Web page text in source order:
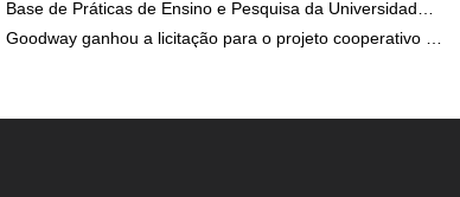
Base de Práticas de Ensino e Pesquisa da Universidade Agrícola de Henan revelada na indústria NANYANG GOODWAY CASSAVA & BATATO
Goodway ganhou a licitação para o projeto cooperativo do governo da Indonésia